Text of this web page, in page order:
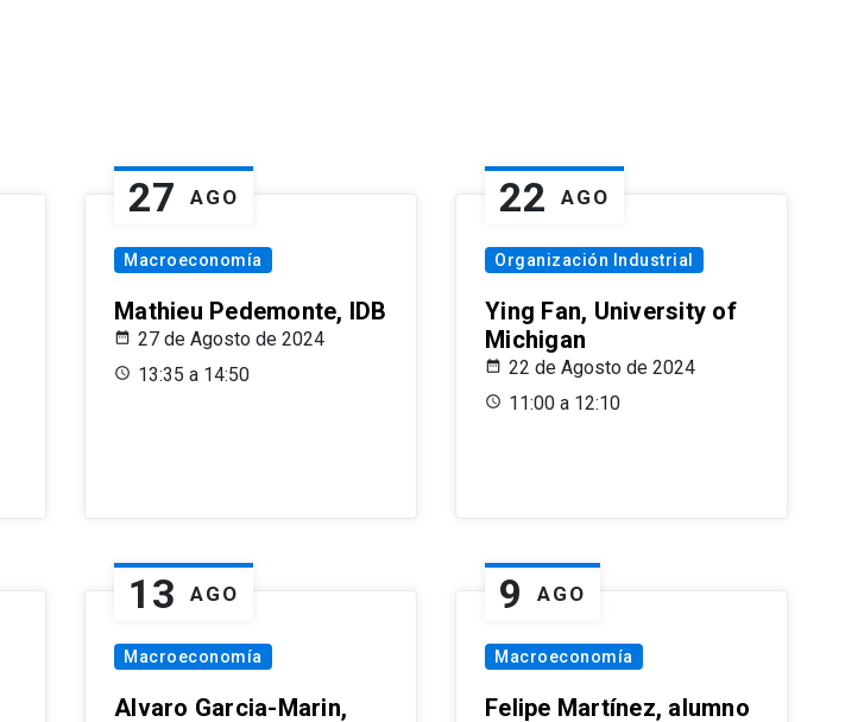
27 AGO
Macroeconomía
Mathieu Pedemonte, IDB
27 de Agosto de 2024
13:35 a 14:50
22 AGO
Organización Industrial
Ying Fan, University of
Michigan
22 de Agosto de 2024
11:00 a 12:10
13 AGO
Macroeconomía
Alvaro Garcia-Marin,
9 AGO
Macroeconomía
Felipe Martínez, alumno